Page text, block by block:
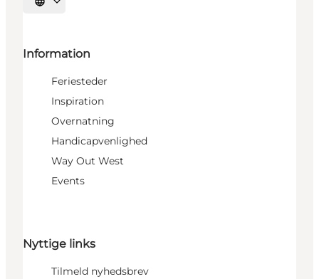
Vælg sprog
Information
Feriesteder
Inspiration
Overnatning
Handicapvenlighed
Way Out West
Events
Nyttige links
Tilmeld nyhedsbrev